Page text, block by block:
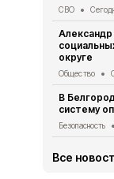
СВО
округе
Общество
В
систему
Безопасность
Все